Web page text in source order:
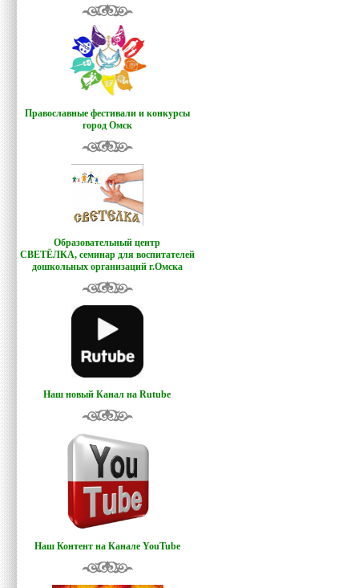
Православные фестивали и конкурсы
город Омск
Образовательный центр
СВЕТЁЛКА, семинар для воспитателей
дошкольных организаций г.Омска
Наш новый Канал на Rutube
Наш Контент на Канале YouTube